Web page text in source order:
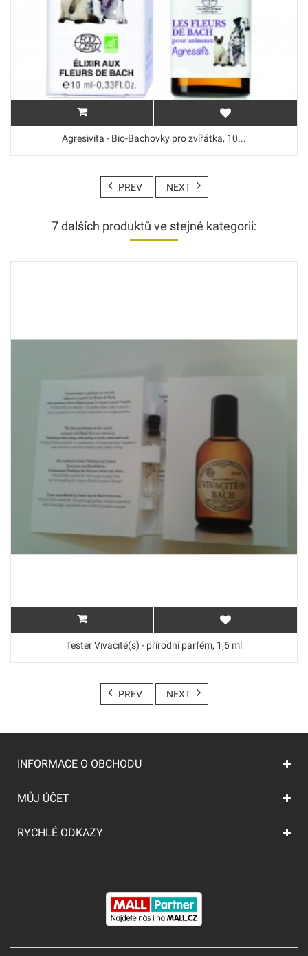
Agresivita - Bio-Bachovky pro zvířátka, 10...
PREV NEXT
7 dalších produktů ve stejné kategorii:
Tester Vivacité(s) - přírodní parfém, 1,6 ml
PREV NEXT
INFORMACE O OBCHODU
MŮJ ÚČET
RYCHLÉ ODKAZY